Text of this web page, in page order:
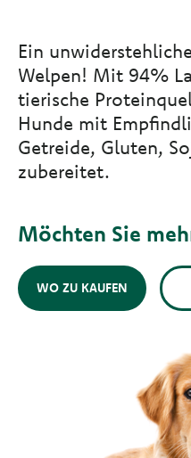
Ein
Welpen! Mit 94%
tierische
Hunde mit
Getreide, Gluten,
zubereitet.
Möchten Sie
WO ZU KAUFEN